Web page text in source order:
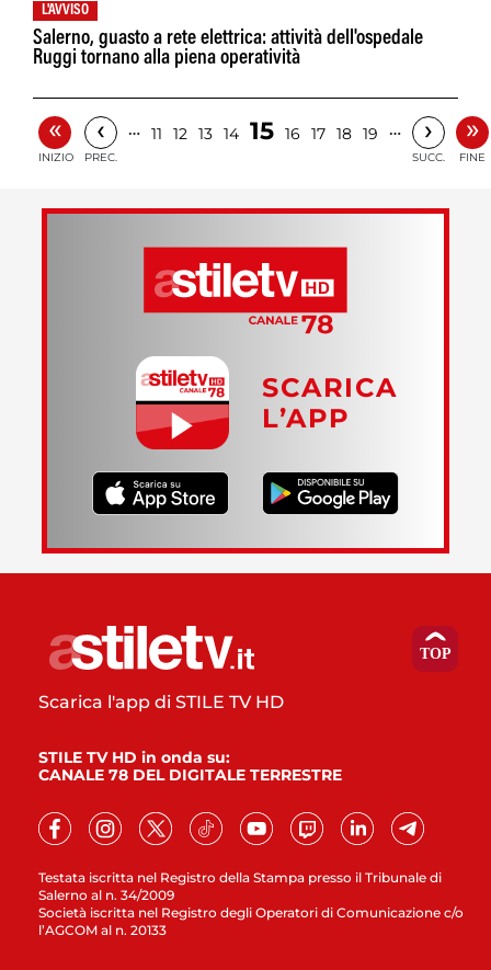
L'AVVISO
Salerno, guasto a rete elettrica: attività dell'ospedale
Ruggi tornano alla piena operatività
«
INIZIO
‹
PREC.
… 11 12 13 14 15 16 17 18 19 … ›
SUCC.
»
FINE
SCARICA
L’APP
Testata iscritta nel Registro della Stampa presso il Tribunale di
Salerno al n. 34/2009
Società iscritta nel Registro degli Operatori di Comunicazione c/o
l’AGCOM al n. 20133
Scarica l'app di STILE TV HD
STILE TV HD in onda su:
CANALE 78 DEL DIGITALE TERRESTRE